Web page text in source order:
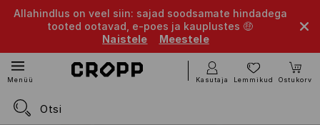
Allahindlus on veel siin: sajad soodsamate hindadega
tooted ootavad, e-poes ja kauplustes 🤑
Naistele
Meestele
Menüü Kasutaja Lemmikud Ostukorv